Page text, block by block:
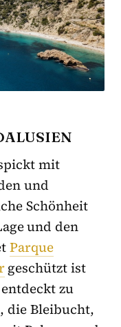
mit
und
Schönheit
und den
Parque
geschützt ist
zu
die Bleibucht,